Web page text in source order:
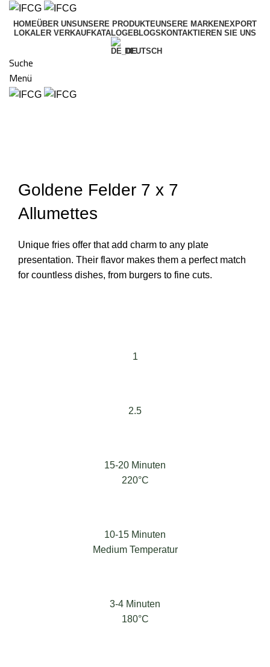
HOMEÜBER UNSUNSERE PRODUKTEUNSERE MARKEN EXPORT
LOKALER VERKAUFKATALOGEBLOGS KONTAKTIEREN SIE UNS
DEUTSCH
Suche
Menü
Goldene Felder 7 x 7
Allumettes
Unique fries offer that add charm to any plate
presentation. Their flavor makes them a perfect match
for countless dishes, from burgers to fine cuts.
1
2.5
15-20 Minuten
220°C
10-15 Minuten
Medium Temperatur
3-4 Minuten
180°C